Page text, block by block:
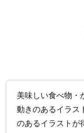
美味しい食べ物・
動きのあるイラス
のあるイラストが